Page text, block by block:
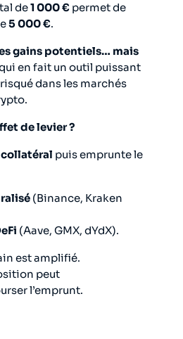
de1 000 € permet de
5 000 €.
gains potentiels… mais
en fait un outil puissant
dans les marchés
de levier ?
puis emprunte le
(Binance, Kraken
(Aave, GMX, dYdX).
est amplifié.
peut
l’emprunt.